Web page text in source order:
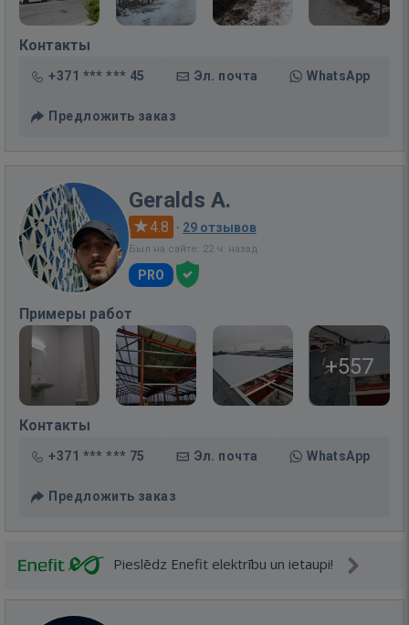
Контакты
+371 *** *** 45 Эл. почта WhatsApp
Предложить заказ
Geralds A.
4.8 · 29 отзывов
Был на сайте: 22 ч. назад
PRO
Примеры работ
+557
Контакты
+371 *** *** 75 Эл. почта WhatsApp
Предложить заказ
Pieslēdz Enefit elektrību un ietaupi!